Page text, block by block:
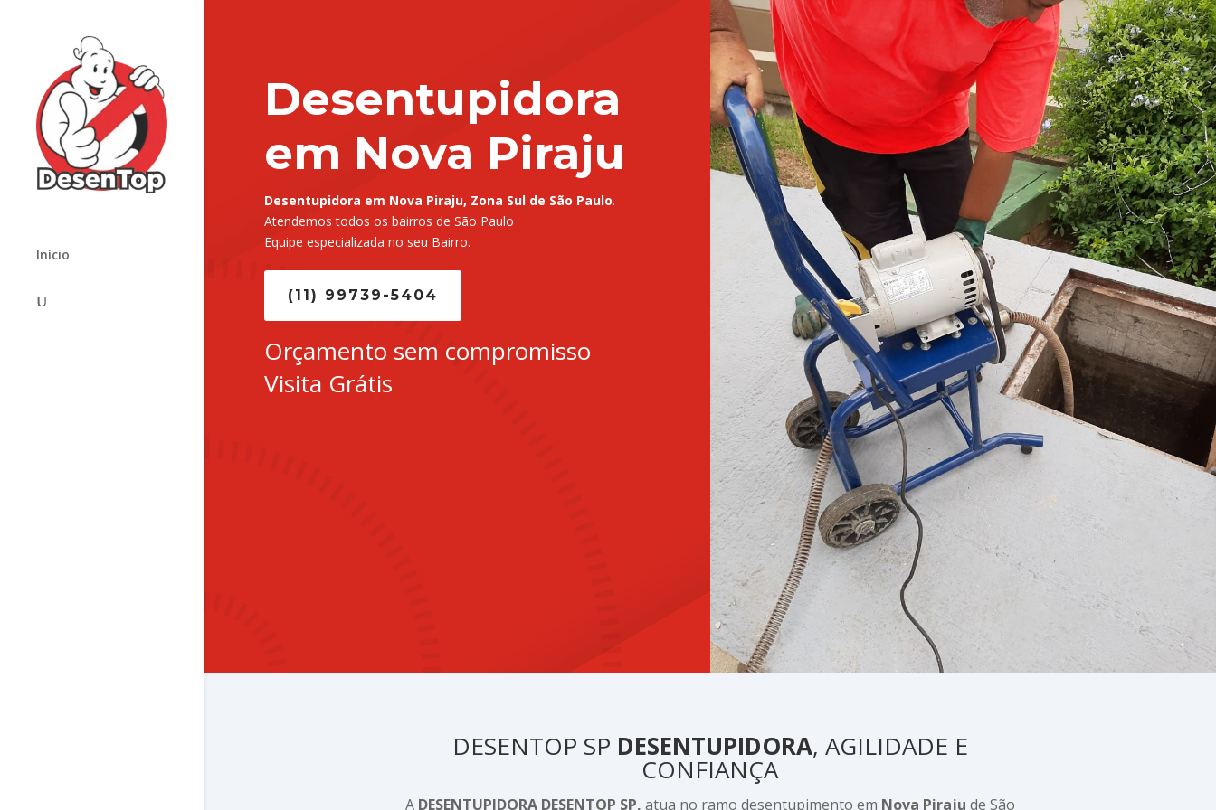
Início
Desentupidora
em Nova Piraju
Desentupidora em Nova Piraju, Zona Sul de São Paulo.
Atendemos todos os bairros de São Paulo
Equipe especializada no seu Bairro.
(11) 99739-5404
Orçamento sem compromisso
Visita Grátis
DESENTOP SP DESENTUPIDORA, AGILIDADE E
CONFIANÇA
A DESENTUPIDORA DESENTOP SP, atua no ramo desentupimento em Nova Piraju de São